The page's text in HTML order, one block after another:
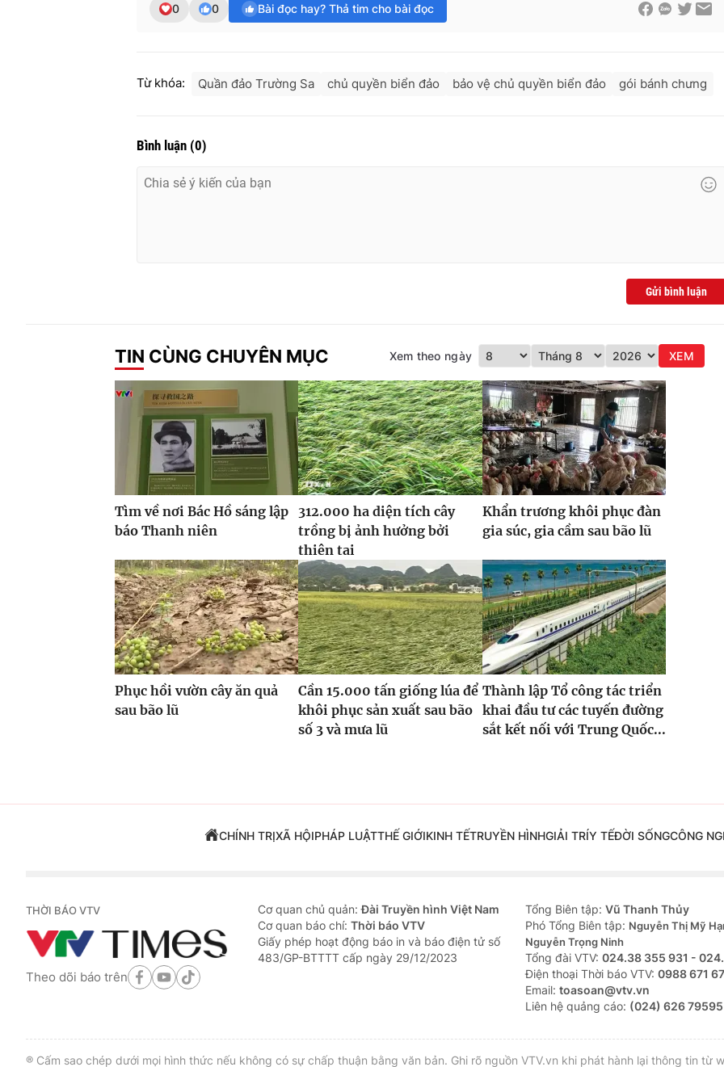
0 0 Bài đọc hay? Thả tim cho bài đọc
Từ khóa: Quần đảo Trường Sa chủ quyền biển đảo bảo vệ chủ quyền biển đảo gói bánh chưng
Bình luận (0)
Gửi bình luận
TIN CÙNG CHUYÊN MỤC Xem theo ngày XEM
Tìm về nơi Bác Hồ sáng lập
báo Thanh niên
312.000 ha diện tích cây
trồng bị ảnh hưởng bởi
thiên tai
Khẩn trương khôi phục đàn
gia súc, gia cầm sau bão lũ
Phục hồi vườn cây ăn quả
sau bão lũ
Cần 15.000 tấn giống lúa để
khôi phục sản xuất sau bão
số 3 và mưa lũ
Thành lập Tổ công tác triển
khai đầu tư các tuyến đường
sắt kết nối với Trung Quốc...
CHÍNH TRỊXÃ HỘIPHÁP LUẬTTHẾ GIỚIKINH TẾTRUYỀN HÌNHGIẢI TRÍY TẾĐỜI SỐNGCÔNG
THỜI BÁO VTV
Theo dõi báo trên
Cơ quan chủ quản:Đài Truyền hình Việt Nam
Cơ quan báo chí: Thời báo VTV
Giấy phép hoạt động báo in và báo điện tử số
483/GP-BTTTT cấp ngày 29/12/2023
Tổng Biên tập: Vũ Thanh Thủy
Phó Tổng Biên tập: Nguyễn Thị Mỹ
Nguyễn Trọng Ninh
Tổng đài VTV: 024.38 355 931 -
Ðiện thoại Thời báo VTV: 0988 671
Email: toasoan@vtv.vn
Liên hệ quảng cáo: (024) 626 79595
® Cấm sao chép dưới mọi hình thức nếu không có sự chấp thuận bằng văn bản. Ghi rõ nguồn VTV.vn khi phát hành lại thông tin từ